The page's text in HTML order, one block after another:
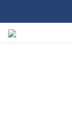
J會員熱情
J會員熱情